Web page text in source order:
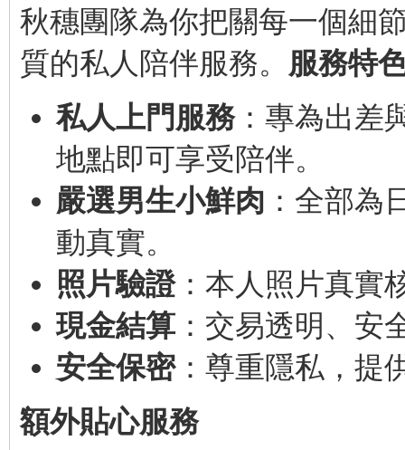
秋穗團隊為你把關每一個細
質的私人陪伴服務。 服務特
私人上門服務：專為出差
地點即可享受陪伴。
嚴選男生小鮮肉 ：全部為
動真實。
照片驗證：本人照片真實
現金結算 ：交易透明、安
安全保密：尊重隱私，提
額外貼心服務